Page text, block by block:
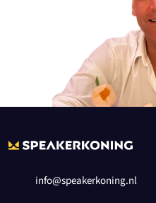
info@speakerkoning.nl